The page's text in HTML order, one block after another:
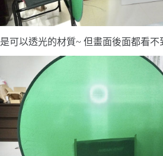
是可以透光的材質~ 但畫面後面都看不